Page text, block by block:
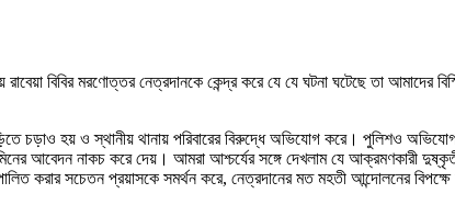
বিবির মরণোত্তর নেত্রদানকে কেন্দ্র করে যে যে ঘটনা ঘটেছে তা আমাদের
চড়াও হয় ও স্থানীয় থানায় পরিবারের বিরুদ্ধে অভিযোগ করে। পুলিশও
আবেদন নাকচ করে দেয়। আমরা আশ্চর্যের সঙ্গে দেখলাম যে আক্রমণকারী
করার সচেতন প্রয়াসকে সমর্থন করে, নেত্রদানের মত মহতী আন্দোলনের